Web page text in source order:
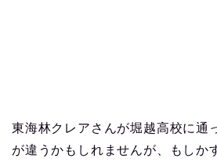
東海林クレアさんが堀越高校に通
が違うかもしれませんが、もしか